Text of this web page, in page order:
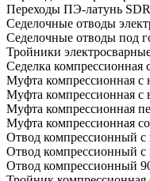
Переходы ПЭ-латунь
Седелочные отводы
Седелочные отводы под
Тройники
Седелка компрессионная
Муфта компрессионная с
Муфта компрессионная с
Муфта компрессионная
Муфта компрессионная
Отвод компрессионный с
Отвод компрессионный с
Отвод компрессионный